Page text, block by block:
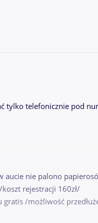
tylko telefonicznie pod
aucie nie palono
rejestracji 160zł/
/możliwość